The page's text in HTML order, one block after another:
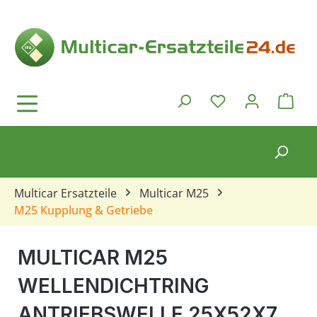
Du hast 0
Multicar Ersatzteile
Multicar M25
M25 Kupplung & Getriebe
MULTICAR M25
WELLENDICHTRING